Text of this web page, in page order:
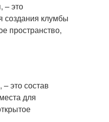
– это
создания клумбы
пространство,
это состав
для